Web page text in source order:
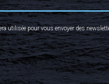
utilisée pour vous envoyer des